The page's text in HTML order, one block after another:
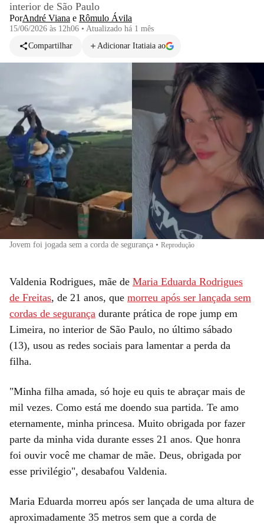
interior de São Paulo
PorAndré Viana e Rômulo Ávila
15/06/2026 às 12h06 • Atualizado há 1 mês
Compartilhar
Adicionar Itatiaia ao
Jovem foi jogada sem a corda de segurança • Reprodução
Valdenia Rodrigues, mãe de Maria Eduarda Rodrigues
de Freitas, de 21 anos, que morreu após ser lançada sem
cordas de segurança durante prática de rope jump em
Limeira, no interior de São Paulo, no último sábado
(13), usou as redes sociais para lamentar a perda da
filha.
"Minha filha amada, só hoje eu quis te abraçar mais de
mil vezes. Como está me doendo sua partida. Te amo
eternamente, minha princesa. Muito obrigada por fazer
parte da minha vida durante esses 21 anos. Que honra
foi ouvir você me chamar de mãe. Deus, obrigada por
esse privilégio", desabafou Valdenia.
Maria Eduarda morreu após ser lançada de uma altura de
aproximadamente 35 metros sem que a corda de